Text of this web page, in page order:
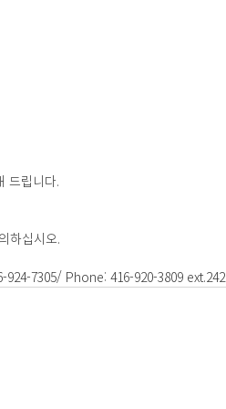
드립니다.
하십시오.
7305/ Phone: 416-920-3809 ext.242